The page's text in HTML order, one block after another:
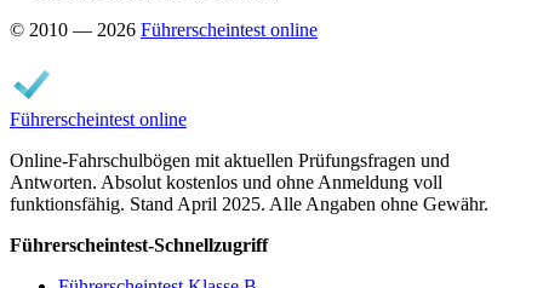
© 2010 — 2026 Führerscheintest online
Führerscheintest online
Online-Fahrschulbögen mit aktuellen Prüfungsfragen und
Antworten. Absolut kostenlos und ohne Anmeldung voll
funktionsfähig. Stand April 2025. Alle Angaben ohne Gewähr.
Führerscheintest-Schnellzugriff